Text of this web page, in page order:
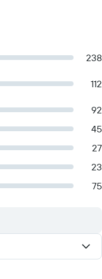
238
112
92
45
27
23
75